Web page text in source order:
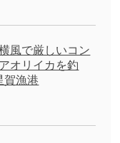
風で厳しいコン
オリイカを釣
賀漁港